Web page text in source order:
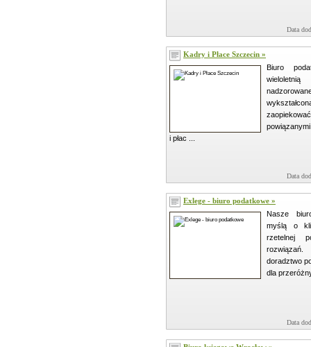
Data
Kadry i Płace Szczecin »
Biuro
wieloletnią
i płac ...
Data
Exlege - biuro podatkowe »
Nasze
myślą o
rzetelnej
rozwiązań.
doradztwo
dla
Data